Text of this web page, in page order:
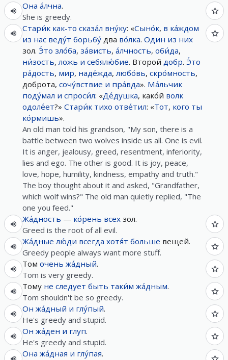
Она а́лчна.
She is greedy.
Стари́к как-то сказа́л вну́ку: «Сыно́к, в ка́ждом
из нас веду́т борьбу́ два во́лка. Один из них
зол. Э́то зло́ба, за́висть, а́лчность, оби́да,
ни́зость,ложь и себялю́бие. Второй добр. Э́то
ра́дость, мир, наде́жда,любо́вь, скро́мность,
доброта, сочу́вствие и пра́вда». Ма́льчик
поду́мал и спроси́л: «Де́душка, како́й волк
одоле́ет?» Стари́к тихо отве́тил: «Тот, кого ты
ко́рмишь».
An old man told his grandson, "My son, there is a
battle between two wolves inside us all. One is evil.
It is anger, jealousy, greed, resentment, inferiority,
lies and ego. The other is good. It is joy, peace,
love, hope, humility, kindness, empathy and truth."
The boy thought about it and asked, "Grandfather,
which wolf wins?" The old man quietly replied, "The
one you feed."
Жа́дность — ко́рень всех зол.
Greed is the root of all evil.
Жа́дные лю́ди всегда хотя́т больше вещей.
Greedy people always want more stuff.
Том очень жа́дный.
Tom is very greedy.
Тому не следует быть таки́м жа́дным.
Tom shouldn't be so greedy.
Он жа́дный и глу́пый.
He's greedy and stupid.
Он жа́ден и глуп.
He's greedy and stupid.
Она жа́дная и глу́пая.